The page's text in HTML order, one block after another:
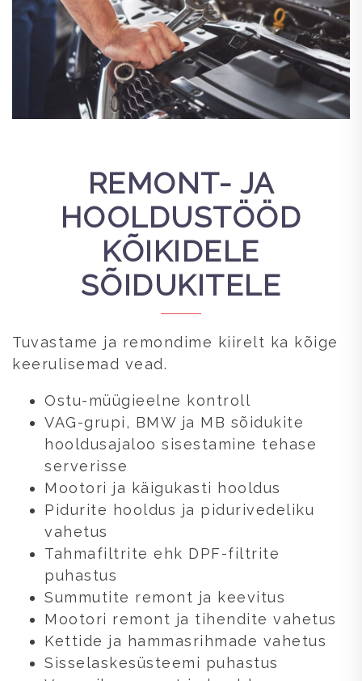
REMONT- JA
HOOLDUSTÖÖD
KÕIKIDELE
SÕIDUKITELE
Tuvastame ja remondime kiirelt ka kõige
keerulisemad vead.
Ostu-müügieelne kontroll
VAG-grupi, BMW ja MB sõidukite
hooldusajaloo sisestamine tehase
serverisse
Mootori ja käigukasti hooldus
Pidurite hooldus ja pidurivedeliku
vahetus
Tahmafiltrite ehk DPF-filtrite
puhastus
Summutite remont ja keevitus
Mootori remont ja tihendite vahetus
Kettide ja hammasrihmade vahetus
Sisselaskesüsteemi puhastus